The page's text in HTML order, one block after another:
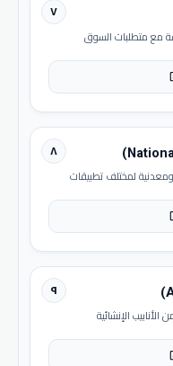
٧
مع متطلبات السوق
٨
ومعدنية لمختلف تطبيقات
٩
الإنشائية